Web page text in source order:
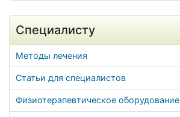
Специалисту
Методы лечения
Статьи для специалистов
Физиотерапевтическое оборудование